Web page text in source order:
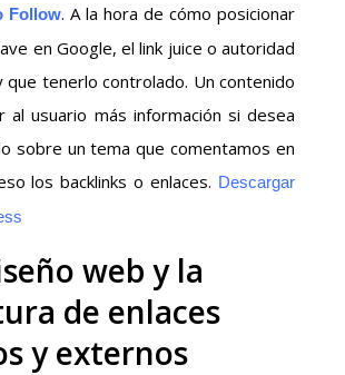
Follow. A la hora de cómo posicionar
en Google, el link juice o autoridad
que tenerlo controlado. Un contenido
al usuario más información si desea
sobre un tema que comentamos en
los backlinks o enlaces. Descargar
web y la
de enlaces
y externos